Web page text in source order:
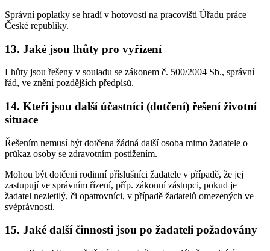
Správní poplatky se hradí v hotovosti na pracovišti Úřadu práce
České republiky.
13. Jaké jsou lhůty pro vyřízení
Lhůty jsou řešeny v souladu se zákonem č. 500/2004 Sb., správní
řád, ve znění pozdějších předpisů.
14. Kteří jsou další účastníci (dotčení) řešení životní
situace
Řešením nemusí být dotčena žádná další osoba mimo žadatele o
průkaz osoby se zdravotním postižením.
Mohou být dotčeni rodinní příslušníci žadatele v případě, že jej
zastupují ve správním řízení, příp. zákonní zástupci, pokud je
žadatel nezletilý, či opatrovníci, v případě žadatelů omezených ve
svéprávnosti.
15. Jaké další činnosti jsou po žadateli požadovány